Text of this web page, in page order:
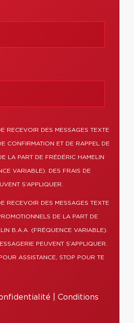
RECEVOIR DES MESSAGES TEXTE
CONFIRMATION ET DE RAPPEL DE
LA PART DE FRÉDÉRIC HAMELIN
VARIABLE). DES FRAIS DE
S’APPLIQUER.
RECEVOIR DES MESSAGES TEXTE
DE LA PART DE
B.A.A. (FRÉQUENCE VARIABLE).
PEUVENT S’APPLIQUER.
ASSISTANCE, STOP POUR TE
Conditions